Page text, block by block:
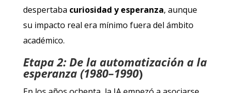
despertaba curiosidad y esperanza, aunque
su impacto real era mínimo fuera del ámbito
académico.
Etapa 2: De la automatización a la
esperanza (1980–1990)